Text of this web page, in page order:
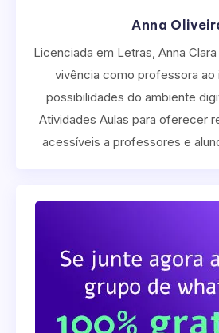
Anna
Licenciada em Letras, Anna
vivência como professora ao
possibilidades do ambiente
Atividades Aulas para oferecer
acessíveis a professores e